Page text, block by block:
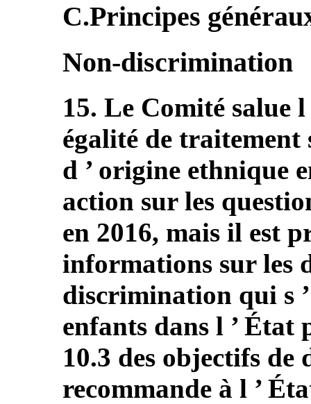
C.Principes
Non-discrimination
15. Le Comité salue
égalité de traitement
d ’ origine ethnique
action sur les
en 2016, mais il est
informations sur les
discrimination qui s
enfants dans l ’
10.3 des objectifs
recommande à l ’